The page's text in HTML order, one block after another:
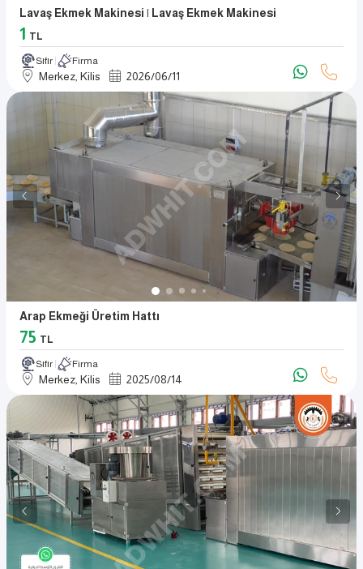
Lavaş Ekmek Makinesi | Lavaş Ekmek Makinesi
1 TL
Sıfır Firma
Merkez, Kilis 2026/06/11
Arap Ekmeği Üretim Hattı
75 TL
Sıfır Firma
Merkez, Kilis 2025/08/14